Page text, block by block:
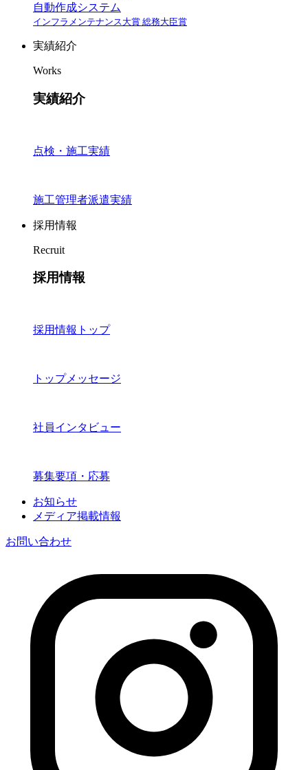
自動作成システム
インフラメンテナンス大賞 総務大臣賞
実績紹介
Works
実績紹介
点検・施工実績
施工管理者派遣実績
採用情報
Recruit
採用情報
採用情報トップ
トップメッセージ
社員インタビュー
募集要項・応募
お知らせ
メディア掲載情報
お問い合わせ